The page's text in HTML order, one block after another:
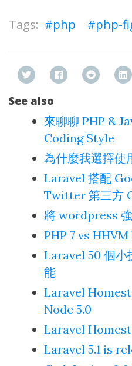
php php-
See also
來聊聊 PHP &
Coding Style
為什麼我選擇
Laravel 搭配
Twitter 第三方
將 wordpress
PHP 7 vs
Laravel 50 個小
能
Laravel
Node 5.0
Laravel
Laravel 5.1 is